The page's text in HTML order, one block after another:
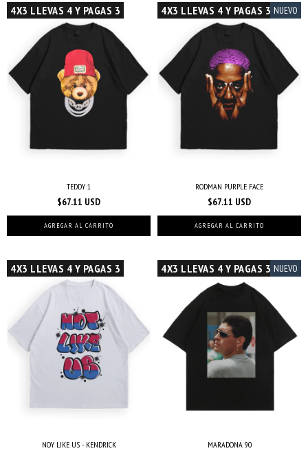
4X3 LLEVAS 4 Y PAGAS 3
TEDDY 1
$67.11 USD
AGREGAR AL CARRITO
4X3 LLEVAS 4 Y PAGAS 3 NUEVO
RODMAN PURPLE FACE
$67.11 USD
AGREGAR AL CARRITO
4X3 LLEVAS 4 Y PAGAS 3
NOY LIKE US - KENDRICK
4X3 LLEVAS 4 Y PAGAS 3 NUEVO
MARADONA 90